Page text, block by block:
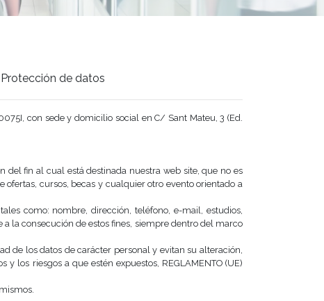
de datos
con sede y domicilio social en C/ Sant Mateu, 3 (Ed.
del fin al cual está destinada nuestra web site, que no es
ofertas, cursos, becas y cualquier otro evento orientado a
como: nombre, dirección, teléfono, e-mail, estudios,
la consecución de estos fines, siempre dentro del marco
de los datos de carácter personal y evitan su alteración,
los riesgos a que estén expuestos, REGLAMENTO (UE)